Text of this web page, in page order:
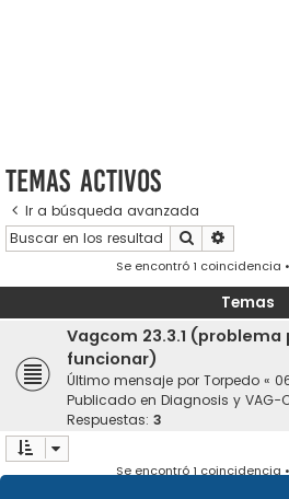
Temas activos
Ir a búsqueda avanzada
Buscar
Se encontró 1 coincidencia
Temas
Vagcom 23.3.1
funcionar)
Último mensaje por Torpedo «
Publicado en Diagnosis y VAG-
Respuestas: 3
Se encontró 1 coincidencia